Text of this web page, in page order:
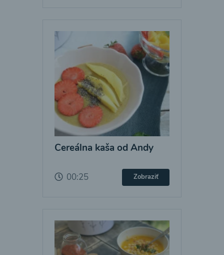
Cereálna kaša od Andy
00:25 Zobraziť